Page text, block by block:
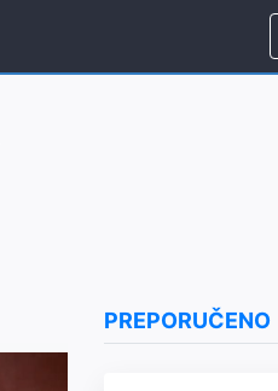
PREPORUČENO